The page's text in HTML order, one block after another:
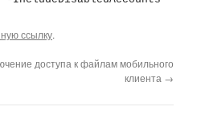
ссылку.
доступа к файлам мобильного
клиента →